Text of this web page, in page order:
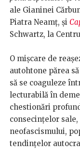
ale Gianinei
Piatra Neamț, și
Schwartz, la
O mișcare de
autohtone părea
să se coaguleze
lecturabilă în
chestionări
consecințelor
neofascismului,
tendințelor